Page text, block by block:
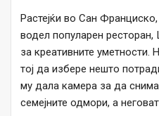
Растејќи во Сан
водел популарен
за креативните уметности.
тој да избере нешто
му дала камера за да
семејните одмори, а